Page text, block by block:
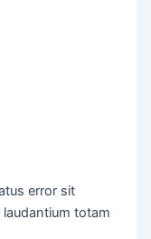
error sit
totam